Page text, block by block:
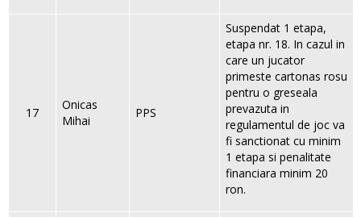
17
Onicas
Mihai
PPS
Suspendat 1 etapa,
etapa nr. 18. In cazul in
care un jucator
primeste cartonas rosu
pentru o greseala
prevazuta in
regulamentul de joc va
fi sanctionat cu minim
1 etapa si penalitate
financiara minim 20
ron.